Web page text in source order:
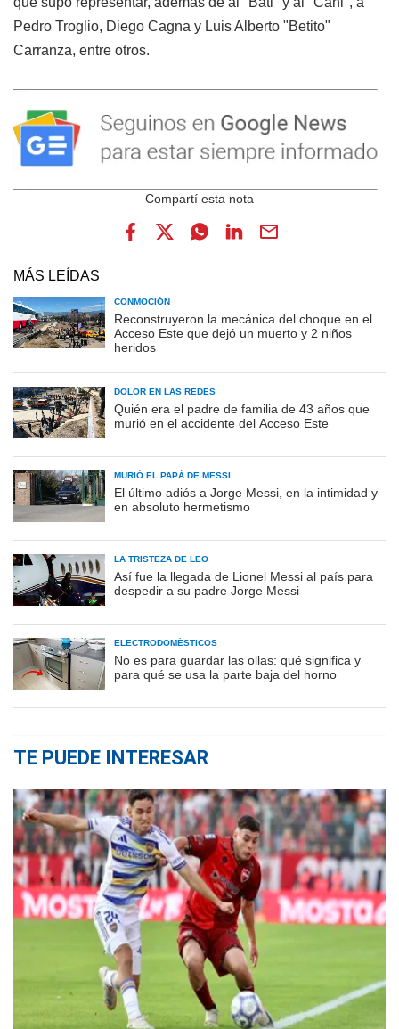
Pedro Troglio, Diego Cagna y Luis Alberto "Betito"
Carranza, entre otros.
MÁS LEÍDAS
CONMOCIÓN
Reconstruyeron la mecánica del choque en el
Acceso Este que dejó un muerto y 2 niños
heridos
DOLOR EN LAS REDES
Quién era el padre de familia de 43 años que
murió en el accidente del Acceso Este
MURIÓ EL PAPÁ DE MESSI
El último adiós a Jorge Messi, en la intimidad y
en absoluto hermetismo
LA TRISTEZA DE LEO
Así fue la llegada de Lionel Messi al país para
despedir a su padre Jorge Messi
ELECTRODOMÉSTICOS
No es para guardar las ollas: qué significa y
para qué se usa la parte baja del horno
TE PUEDE INTERESAR